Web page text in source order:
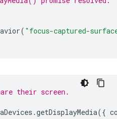
( "focus-captured-
their screen.
.getDisplayMedia({